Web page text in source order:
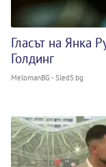
Гласът на Янка
Голдинг
MelomanBG - Sled5.bg